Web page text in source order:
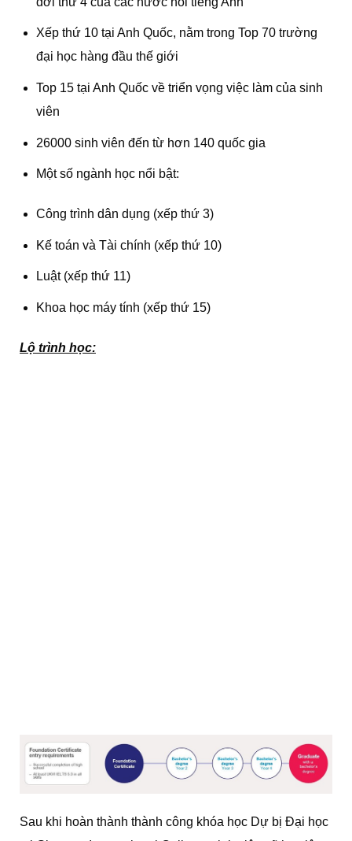
Xếp thứ 10 tại Anh Quốc, nằm trong Top 70 trường
đại học hàng đầu thế giới
Top 15 tại Anh Quốc về triển vọng việc làm của sinh
viên
26000 sinh viên đến từ hơn 140 quốc gia
Một số ngành học nổi bật:
Công trình dân dụng (xếp thứ 3)
Kế toán và Tài chính (xếp thứ 10)
Luật (xếp thứ 11)
Khoa học máy tính (xếp thứ 15)
Lộ trình học:
Sau khi hoàn thành thành công khóa học Dự bị Đại học